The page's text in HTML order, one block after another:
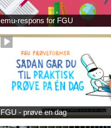
emu-respons for FGU
FGU - prøve en dag